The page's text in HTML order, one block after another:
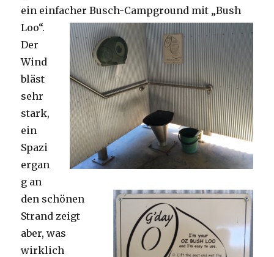
ein einfacher Busch-Campground mit „Bush
Loo“.
Der
Wind
bläst
sehr
stark,
ein
Spazi
ergan
g an
den schönen
Strand zeigt
aber, was
wirklich